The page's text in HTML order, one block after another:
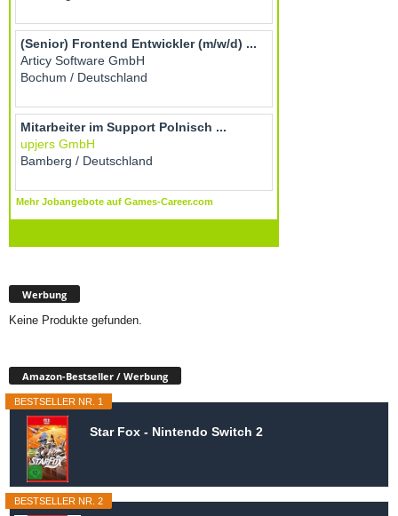
Werbung
Keine Produkte gefunden.
Amazon-Bestseller / Werbung
BESTSELLER NR. 1
Star Fox - Nintendo Switch 2
BESTSELLER NR. 2